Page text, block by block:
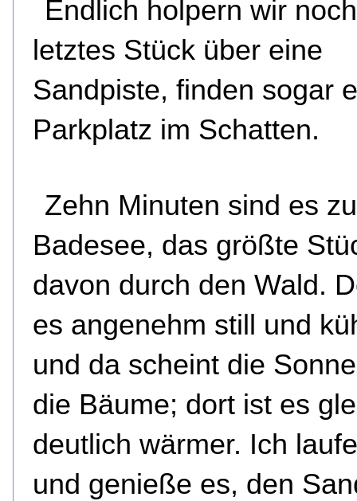
Endlich holpern wir
letztes Stück über eine
Sandpiste, finden sogar
Parkplatz im Schatten.
Zehn Minuten sind es
Badesee, das größte
davon durch den Wald.
es angenehm still und
und da scheint die
die Bäume; dort ist es
deutlich wärmer. Ich
und genieße es, den